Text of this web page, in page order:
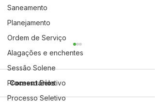
Saneamento
Planejamento
Ordem de Serviço
Alagações e enchentes
Sessão Solene
Processo Seletivo
Processo Seletivo
Comentários